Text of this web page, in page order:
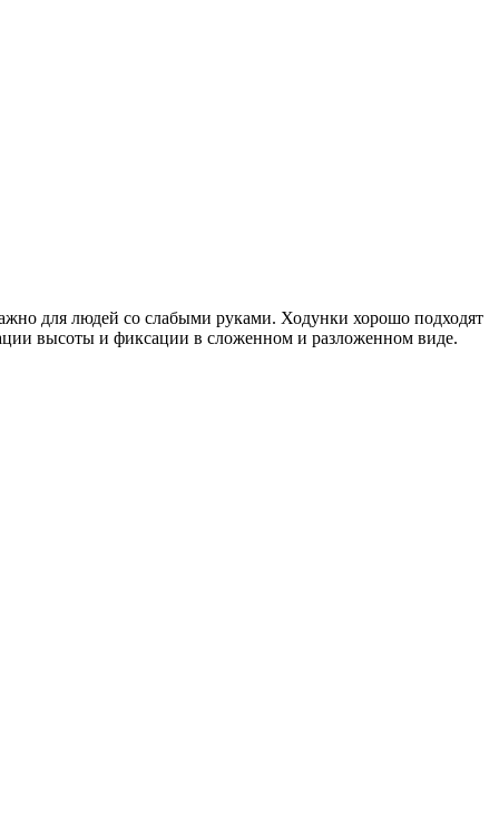
для людей со слабыми руками. Ходунки хорошо подходят
высоты и фиксации в сложенном и разложенном виде.